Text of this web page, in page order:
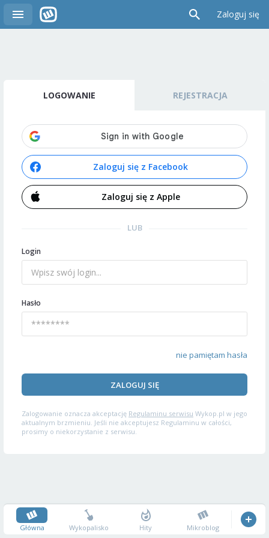
Zaloguj się
LOGOWANIE REJESTRACJA
Zaloguj się z Facebook
Zaloguj się z Apple
LUB
Login
Hasło
nie pamiętam hasła
ZALOGUJ SIĘ
Zalogowanie oznacza akceptację Regulaminu serwisu Wykop.pl w jego
aktualnym brzmieniu. Jeśli nie akceptujesz Regulaminu w całości,
prosimy o niekorzystanie z serwisu.
Główna Wykopalisko Hity Mikroblog